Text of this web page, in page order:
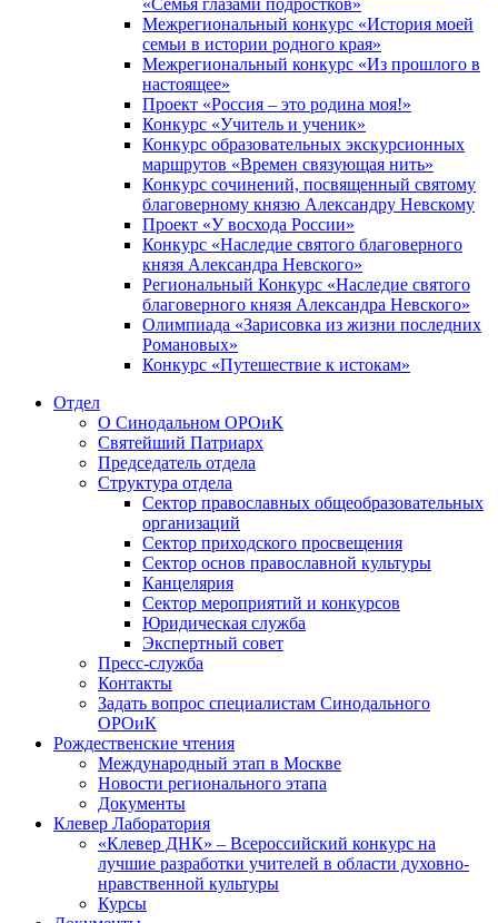
«Семья глазами подростков»
Межрегиональный конкурс «История моей
семьи в истории родного края»
Межрегиональный конкурс «Из прошлого в
настоящее»
Проект «Россия – это родина моя!»
Конкурс «Учитель и ученик»
Конкурс образовательных экскурсионных
маршрутов «Времен связующая нить»
Конкурс сочинений, посвященный святому
благоверному князю Александру Невскому
Проект «У восхода России»
Конкурс «Наследие святого благоверного
князя Александра Невского»
Региональный Конкурс «Наследие святого
благоверного князя Александра Невского»
Олимпиада «Зарисовка из жизни последних
Романовых»
Конкурс «Путешествие к истокам»
Отдел
О Синодальном ОРОиК
Святейший Патриарх
Председатель отдела
Структура отдела
Сектор православных общеобразовательных
организаций
Сектор приходского просвещения
Сектор основ православной культуры
Канцелярия
Сектор мероприятий и конкурсов
Юридическая служба
Экспертный совет
Пресс-служба
Контакты
Задать вопрос специалистам Синодального
ОРОиК
Рождественские чтения
Международный этап в Москве
Новости регионального этапа
Документы
Клевер Лаборатория
«Клевер ДНК» – Всероссийский конкурс на
лучшие разработки учителей в области духовно-
нравственной культуры
Курсы